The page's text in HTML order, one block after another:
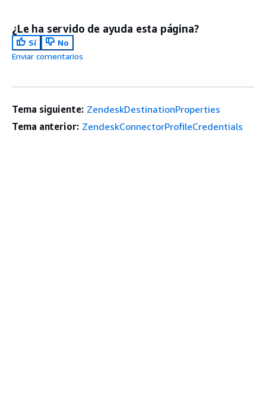
¿Le ha servido de ayuda esta página?
Sí
No
Enviar comentarios
Tema siguiente: ZendeskDestinationProperties
Tema anterior: ZendeskConnectorProfileCredentials